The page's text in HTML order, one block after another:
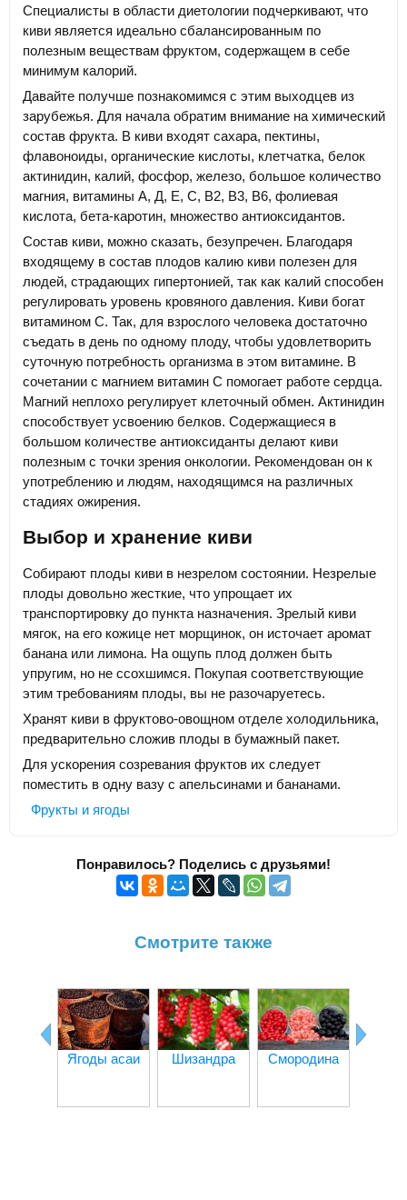
Специалисты в области диетологии подчеркивают, что
киви является идеально сбалансированным по
полезным веществам фруктом, содержащем в себе
минимум калорий.
Давайте получше познакомимся с этим выходцев из
зарубежья. Для начала обратим внимание на химический
состав фрукта. В киви входят сахара, пектины,
флавоноиды, органические кислоты, клетчатка, белок
актинидин, калий, фосфор, железо, большое количество
магния, витамины А, Д, Е, С, В2, В3, В6, фолиевая
кислота, бета-каротин, множество антиоксидантов.
Состав киви, можно сказать, безупречен. Благодаря
входящему в состав плодов калию киви полезен для
людей, страдающих гипертонией, так как калий способен
регулировать уровень кровяного давления. Киви богат
витамином С. Так, для взрослого человека достаточно
съедать в день по одному плоду, чтобы удовлетворить
суточную потребность организма в этом витамине. В
сочетании с магнием витамин С помогает работе сердца.
Магний неплохо регулирует клеточный обмен. Актинидин
способствует усвоению белков. Содержащиеся в
большом количестве антиоксиданты делают киви
полезным с точки зрения онкологии. Рекомендован он к
употреблению и людям, находящимся на различных
стадиях ожирения.
Выбор и хранение киви
Собирают плоды киви в незрелом состоянии. Незрелые
плоды довольно жесткие, что упрощает их
транспортировку до пункта назначения. Зрелый киви
мягок, на его кожице нет морщинок, он источает аромат
банана или лимона. На ощупь плод должен быть
упругим, но не ссохшимся. Покупая соответствующие
этим требованиям плоды, вы не разочаруетесь.
Хранят киви в фруктово-овощном отделе холодильника,
предварительно сложив плоды в бумажный пакет.
Для ускорения созревания фруктов их следует
поместить в одну вазу с апельсинами и бананами.
Фрукты и ягоды
Понравилось? Поделись с друзьями!
Смотрите также
Ягоды асаи Шизандра Смородина